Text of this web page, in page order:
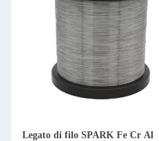
Legato di filo SPARK Fe Cr Al